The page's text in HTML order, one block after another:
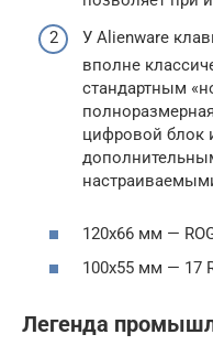
У Alienware
вполне
стандартным
цифровой блок
120х66 мм —
100х55 мм — 17
Легенда